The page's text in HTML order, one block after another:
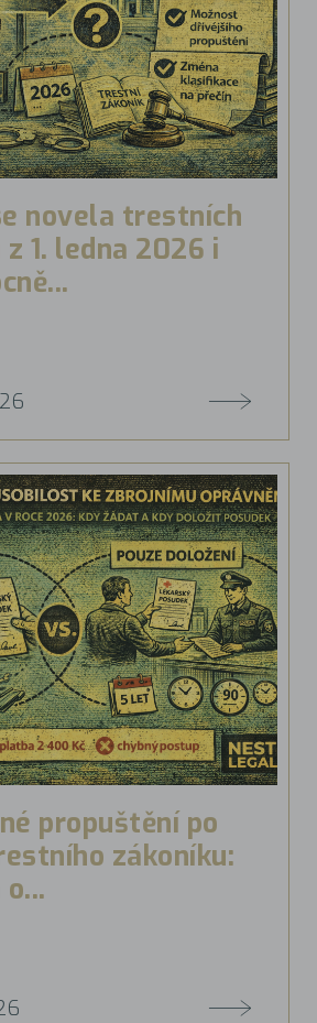
novela trestních
1. ledna 2026 i
propuštění po
zákoníku: